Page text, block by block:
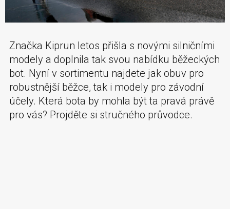
Značka Kiprun letos přišla s novými silničními
modely a doplnila tak svou nabídku běžeckých
bot. Nyní v sortimentu najdete jak obuv pro
robustnější běžce, tak i modely pro závodní
účely. Která bota by mohla být ta pravá právě
pro vás? Projděte si stručného průvodce.